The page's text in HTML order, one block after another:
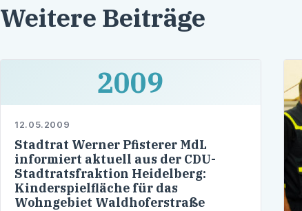
Weitere Beiträge
2009
12.05.2009
Stadtrat Werner Pfisterer MdL
informiert aktuell aus der CDU-
Stadtratsfraktion Heidelberg:
Kinderspielfläche für das
Wohngebiet Waldhoferstraße